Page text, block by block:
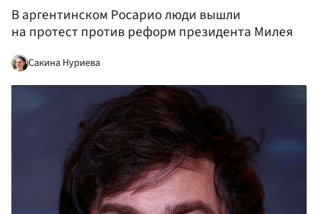
В аргентинском Росарио люди вышли
на протест против реформ президента Милея
Сакина Нуриева